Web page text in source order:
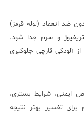
ضد انعقاد (لوله قرمز)
و سرم جدا شود.
آلودگی قارچی جلوگیری
ایمنی، شرایط بستری،
برای تفسیر بهتر نتیجه